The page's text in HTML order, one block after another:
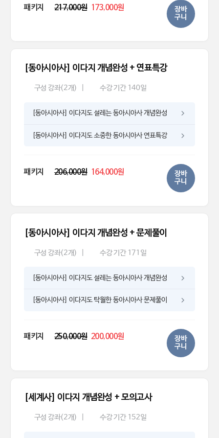
패키지 217,000원 173,000원
장바
구니
[동아시아사] 이다지 개념완성 + 연표특강
구성 강좌(2개) 수강 기간 140일
[동아시아사] 이다지도 설레는 동아시아사 개념완성
[동아시아사] 이다지도 소중한 동아시아사 연표특강
패키지 206,000원 164,000원
장바
구니
[동아시아사] 이다지 개념완성 + 문제풀이
구성 강좌(2개) 수강 기간 171일
[동아시아사] 이다지도 설레는 동아시아사 개념완성
[동아시아사] 이다지도 탁월한 동아시아사 문제풀이
패키지 250,000원 200,000원
장바
구니
[세계사] 이다지 개념완성 + 모의고사
구성 강좌(2개) 수강 기간 152일